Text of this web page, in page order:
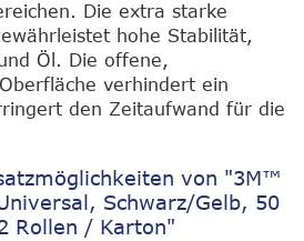
Die extra starke
hohe Stabilität,
Öl. Die offene,
verhindert ein
den Zeitaufwand für die
von "3M™
Schwarz/Gelb, 50
Rollen / Karton"